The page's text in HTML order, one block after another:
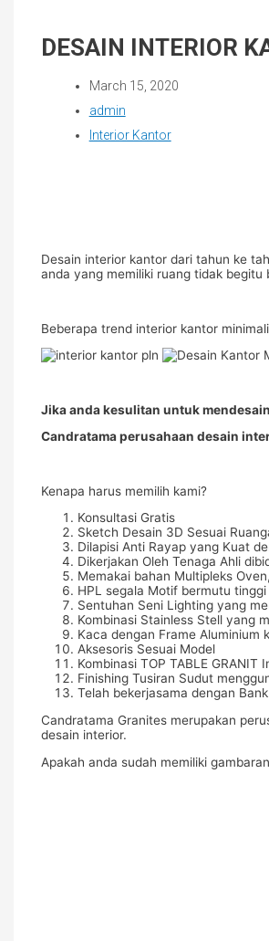
DESAIN INTERIOR
March 15, 2020
admin
Interior Kantor
Desain interior kantor dari tahun ke
anda yang memiliki ruang tidak
Beberapa trend interior kantor
Jika anda kesulitan untuk
Candratama perusahaan desain
Kenapa harus memilih kami?
Konsultasi Gratis
Sketch Desain 3D Sesuai
Dilapisi Anti Rayap yang Kuat
Dikerjakan Oleh Tenaga Ahli
Memakai bahan Multipleks
HPL segala Motif bermutu
Sentuhan Seni Lighting yang
Kombinasi Stainless Stell yang
Kaca dengan Frame Aluminium
Aksesoris Sesuai Model
Kombinasi TOP TABLE GRANIT
Finishing Tusiran Sudut
Telah bekerjasama dengan
Candratama Granites merupakan
desain interior.
Apakah anda sudah memiliki